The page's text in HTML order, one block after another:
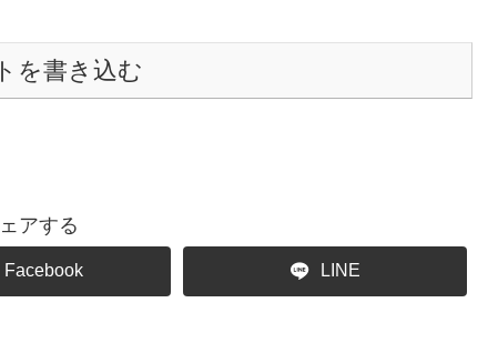
を書き込む
アする
Facebook LINE